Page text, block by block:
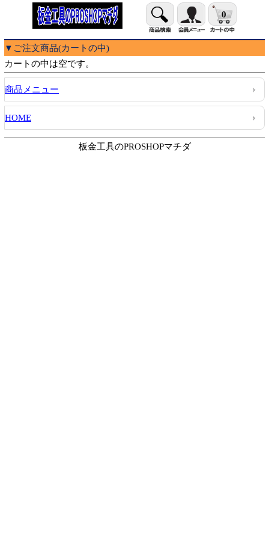
0
▼ご注文商品(カートの中)
カートの中は空です。
商品メニュー
HOME
板金工具のPROSHOPマチダ